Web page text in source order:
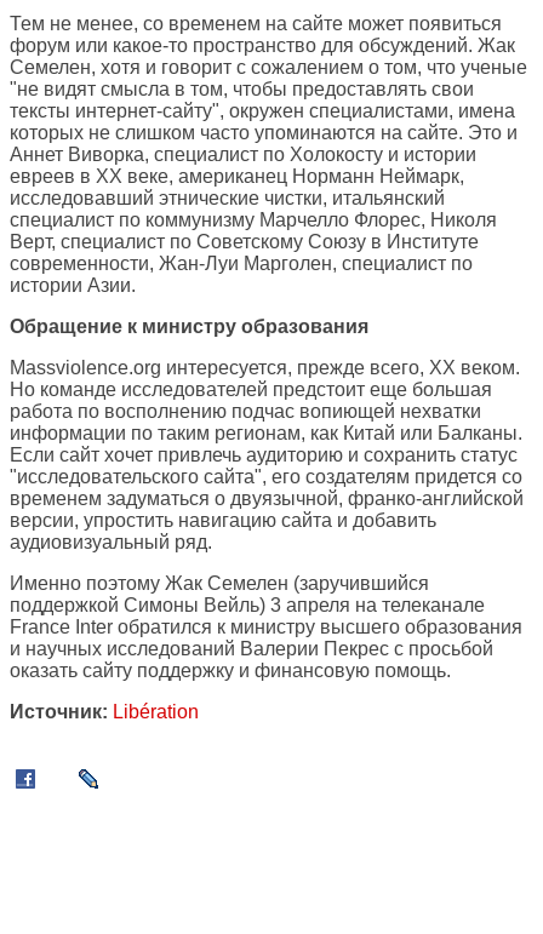
Тем не менее, со временем на сайте может появиться
форум или какое-то пространство для обсуждений. Жак
Семелен, хотя и говорит с сожалением о том, что ученые
"не видят смысла в том, чтобы предоставлять свои
тексты интернет-сайту", окружен специалистами, имена
которых не слишком часто упоминаются на сайте. Это и
Аннет Виворка, специалист по Холокосту и истории
евреев в ХХ веке, американец Норманн Неймарк,
исследовавший этнические чистки, итальянский
специалист по коммунизму Марчелло Флорес, Николя
Верт, специалист по Советскому Союзу в Институте
современности, Жан-Луи Марголен, специалист по
истории Азии.
Обращение к министру образования
Massviolence.org интересуется, прежде всего, ХХ веком.
Но команде исследователей предстоит еще большая
работа по восполнению подчас вопиющей нехватки
информации по таким регионам, как Китай или Балканы.
Если сайт хочет привлечь аудиторию и сохранить статус
"исследовательского сайта", его создателям придется со
временем задуматься о двуязычной, франко-английской
версии, упростить навигацию сайта и добавить
аудиовизуальный ряд.
Именно поэтому Жак Семелен (заручившийся
поддержкой Симоны Вейль) 3 апреля на телеканале
France Inter обратился к министру высшего образования
и научных исследований Валерии Пекрес с просьбой
оказать сайту поддержку и финансовую помощь.
Источник: Libération